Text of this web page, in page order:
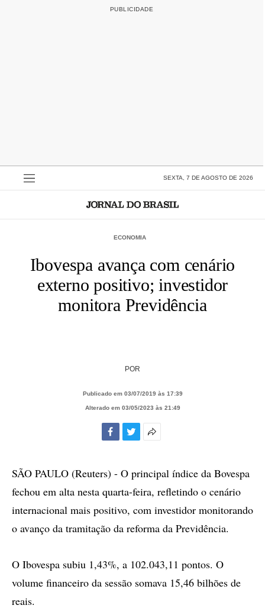
SEXTA, 7 DE AGOSTO DE 2026
ECONOMIA
Ibovespa avança com cenário
externo positivo; investidor
monitora Previdência
POR
Publicado em 03/07/2019 às 17:39
Alterado em 03/05/2023 às 21:49
compartilhamento
SÃO PAULO (Reuters) - O principal índice da Bovespa
fechou em alta nesta quarta-feira, refletindo o cenário
internacional mais positivo, com investidor monitorando
o avanço da tramitação da reforma da Previdência.
O Ibovespa subiu 1,43%, a 102.043,11 pontos. O
volume financeiro da sessão somava 15,46 bilhões de
reais.